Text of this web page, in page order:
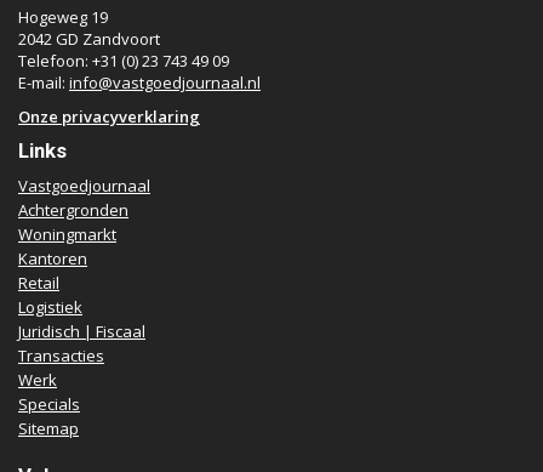
Hogeweg 19
2042 GD Zandvoort
Telefoon: +31 (0) 23 743 49 09
E-mail: info@vastgoedjournaal.nl
Onze privacyverklaring
Links
Vastgoedjournaal
Achtergronden
Woningmarkt
Kantoren
Retail
Logistiek
Juridisch | Fiscaal
Transacties
Werk
Specials
Sitemap